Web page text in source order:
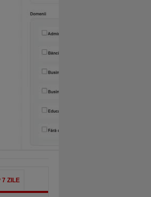
7 ZILE